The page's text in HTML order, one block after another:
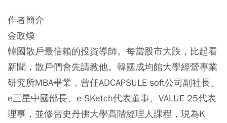
作者簡介
金政煥
韓國散戶最信賴的投資導師。每當股市大跌，比起看
新聞，散戶們會先請教他。韓國成均館大學經營專業
研究所MBA畢業，曾任ADCAPSULE soft公司副社長、
e三星中國部長、e-SKetch代表董事、VALUE 25代表
理事，並修習史丹佛大學高階經理人課程，現為K